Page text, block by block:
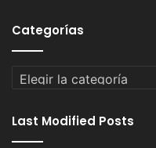
Categorías
Categorías
Last Modified Posts